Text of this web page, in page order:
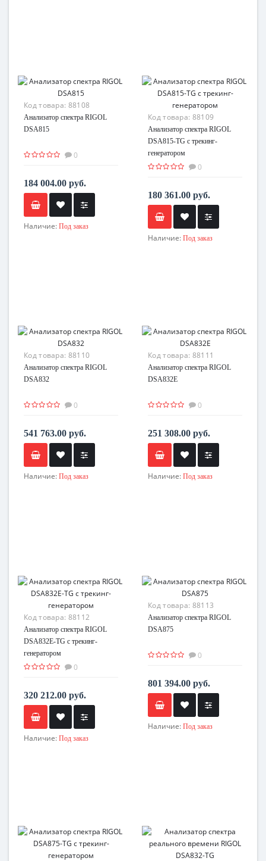
Код товара: 88108
Анализатор спектра RIGOL
DSA815
0
184 004.00 руб.
Наличие: Под заказ
Код товара: 88109
Анализатор спектра RIGOL
DSA815-TG с трекинг-
генератором
0
180 361.00 руб.
Наличие: Под заказ
Код товара: 88110
Анализатор спектра RIGOL
DSA832
0
541 763.00 руб.
Наличие: Под заказ
Код товара: 88111
Анализатор спектра RIGOL
DSA832E
0
251 308.00 руб.
Наличие: Под заказ
Код товара: 88112
Анализатор спектра RIGOL
DSA832E-TG с трекинг-
генератором
0
320 212.00 руб.
Наличие: Под заказ
Код товара: 88113
Анализатор спектра RIGOL
DSA875
0
801 394.00 руб.
Наличие: Под заказ